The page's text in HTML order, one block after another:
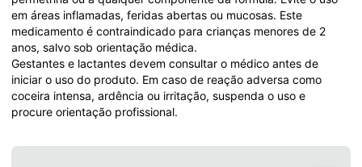
em áreas inflamadas, feridas abertas ou mucosas. Este
medicamento é contraindicado para crianças menores de 2
anos, salvo sob orientação médica.
Gestantes e lactantes devem consultar o médico antes de
iniciar o uso do produto. Em caso de reação adversa como
coceira intensa, ardência ou irritação, suspenda o uso e
procure orientação profissional.